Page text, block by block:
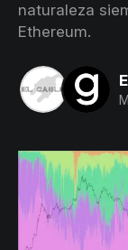
naturaleza
Ethereum.